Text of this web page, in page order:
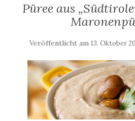
Püree aus
Veröffentlicht am 13. Oktober